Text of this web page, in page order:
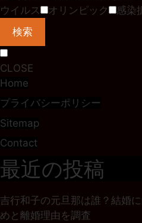
ウイルス
オリンピック 感染
検索
CLOSE
Home
プライバシーポリシー
Sitemap
Contact
最近の投稿
吉行和子の元旦那は誰？結婚
めと離婚理由を調査